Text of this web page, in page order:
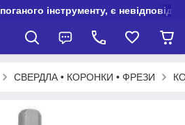
інструменту, є невідповідно
СВЕРДЛА • КОРОНКИ • ФРЕЗИ